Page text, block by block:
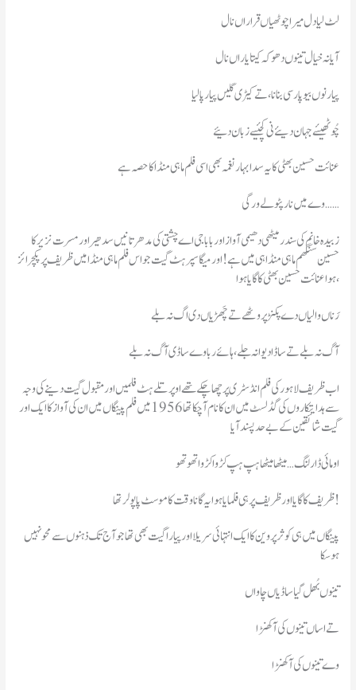
لٹ لیا دل میرا چوٹھیاں قراراں نال
آیا نہ خیال تینوں دھوکہ کیتا یاراں نال
پیار نوں بیوپار سی بنانا،تے کیڑی گلیں پیار پا لیا
چُوٹھیئے جہان دیئے نی کچئیے زبان دئیے
عنائت حسین بھٹی کا یہ سدا بہار نغمہ بھی اسی فلم ماہی منڈا کا حصہ ہے
وے میں نار پٹولے ورگی……
زبیدہ خانم کی سندر میٹھی دھیمی آواز اور بابا جی اے چشتی کی مدھر تانیں سدھیر اور مسرت نزیر کا
حسین سنگھم ماہی منڈا ہی میں ہے ! اور میگا سپر ہٹ گیت جو اس فلم ماہی منڈا میں ظریف پر پکچرائز
ہوا عنائت حسین بھٹی کا گایا ہوا ،
رَناں والیاں دے پکنڑ پروٹھے تے چَھڑیاں دی اگ نہ بلے
آگ نہ بلے تے ساڈا دیوا نہ جلے، ہائے ربا وے ساڈی آگ نہ بلے
اب ظریف لاہور کی فلم انڈسٹری پر چھا چکے تھے اوپر تلے ہٹ فلمیں اور مقبول گیت دینے کی وجہ
سے ہدایتکاروں کی گڈ لسٹ میں ان کا نام آچکا تھا 1956 میں فلم پینگاں میں ان کی آواز کا ایک اور
گیت شائقین کے بے حد پسند آیا
او مائی ڈارلنگ …میٹھا میٹھا ہپ ہپ کڑوا کڑوا تھو تھو
ظریف کا گایا اور ظریف پر ہی فلمایا ہوا یہ گانا وقت کا موسٹ پاپولر تھا !
پینگاں میں ہی کوثر پروین کا ایک انتہائی سریلا اور پیارا گیت بھی تھا جو آج تک ذہنوں سے محو نہیں
ہوسکا
تینوں بُھل گیا ساڈیاں چاواں
تے اساں تینوں کی آکھنڑا
وے تینوں کی آکھنڑا